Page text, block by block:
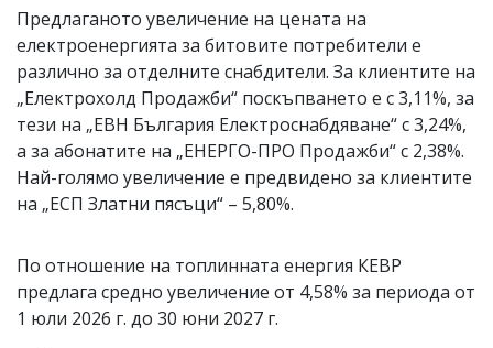
Предлаганото увеличение на цената на
електроенергията за битовите потребители е
различно за отделните снабдители. За клиентите на
„Електрохолд Продажби“ поскъпването е с 3,11%, за
тези на „ЕВН България Електроснабдяване“ с 3,24%,
а за абонатите на „ЕНЕРГО-ПРО Продажби“ с 2,38%.
Най-голямо увеличение е предвидено за клиентите
на „ЕСП Златни пясъци“ – 5,80%.
По отношение на топлинната енергия КЕВР
предлага средно увеличение от 4,58% за периода от
1 юли 2026 г. до 30 юни 2027 г.